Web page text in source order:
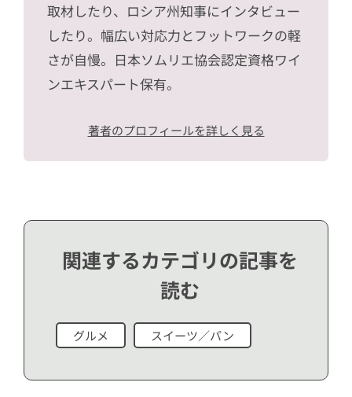
取材したり、ロシア州知事にインタビュー
したり。幅広い対応力とフットワークの軽
さが自慢。日本ソムリエ協会認定資格ワイ
ンエキスパート保有。
著者のプロフィールを詳しく見る
関連するカテゴリの記事を
読む
グルメ スイーツ／パン